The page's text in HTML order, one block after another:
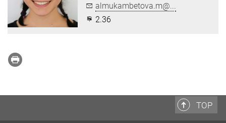
almukambetova.m@...
2.36
TOP